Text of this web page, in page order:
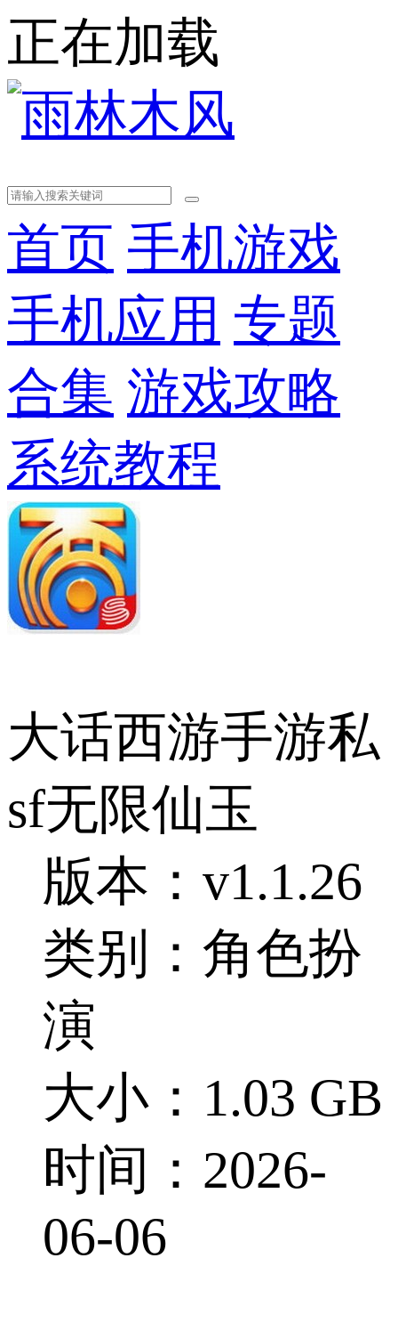
正在加载
首页 手机游戏
手机应用 专题
合集 游戏攻略
系统教程
大话西游手游私
sf无限仙玉
版本：v1.1.26
类别：角色扮
演
大小：1.03 GB
时间：2026-
06-06